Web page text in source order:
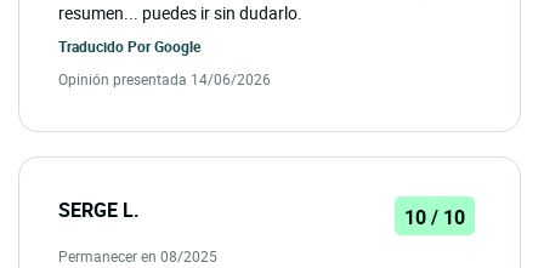
resumen... puedes ir sin dudarlo.
Traducido PorGoogle
Opinión presentada 14/06/2026
SERGE L. 10 / 10
Permanecer en 08/2025